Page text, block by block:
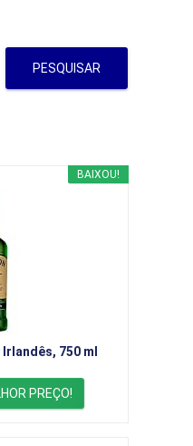
PESQUISAR
BAIXOU!
750 ml
PREÇO!